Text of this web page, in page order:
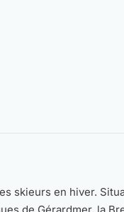
skieurs en hiver.